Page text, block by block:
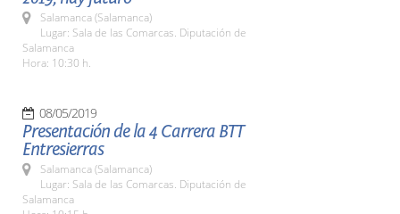
Salamanca (Salamanca)
Lugar: Sala de las Comarcas. Diputación de
Salamanca
Hora: 10:30 h.
08/05/2019
Presentación de la 4 Carrera BTT
Entresierras
Salamanca (Salamanca)
Lugar: Sala de las Comarcas. Diputación de
Salamanca